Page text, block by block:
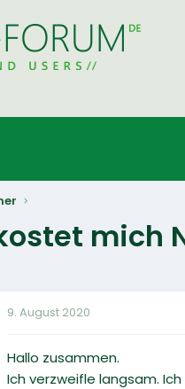
mich
9. August 2020
Hallo zusammen.
Ich verzweifle langsam.